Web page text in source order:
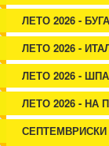
ЛЕТО 2026 -
ЛЕТО 2026 -
ЛЕТО 2026 -
ЛЕТО 2026 - НА
СЕПТЕМВРИСКИ